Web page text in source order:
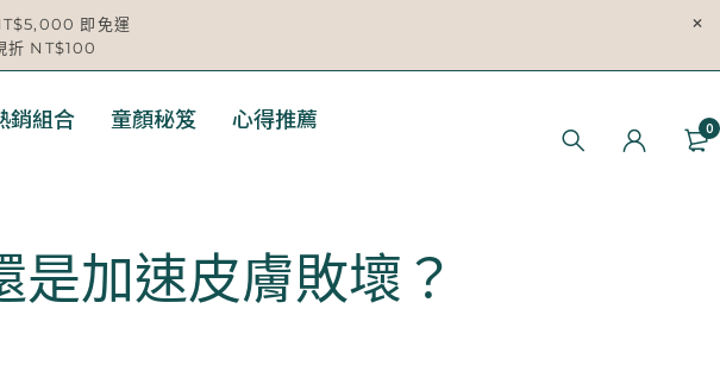
即免運
折 NT$100
銷組合 童顏秘笈
心得推薦
0
是加速皮膚敗壞？